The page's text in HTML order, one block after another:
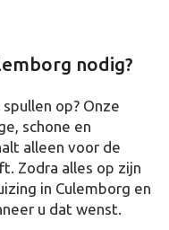
nodig?
op? Onze
schone en
alleen voor de
Zodra alles op zijn
in Culemborg en
u dat wenst.